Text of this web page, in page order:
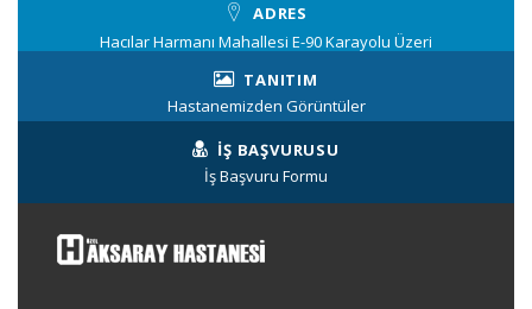
ADRES
Hacılar Harmanı Mahallesi E-90 Karayolu Üzeri
TANITIM
Hastanemizden Görüntüler
İŞ BAŞVURUSU
İş Başvuru Formu